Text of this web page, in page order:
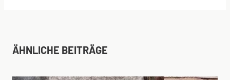
ÄHNLICHE BEITRÄGE